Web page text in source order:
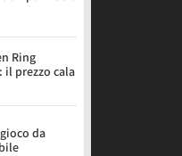
Ring
il prezzo cala
da